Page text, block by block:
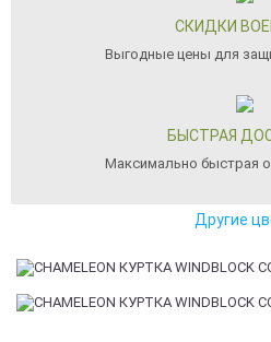
СКИДКИ
Выгодные цены для
БЫСТРАЯ
Максимально быстрая
Другие